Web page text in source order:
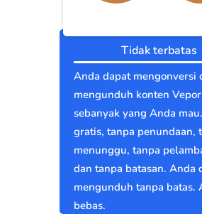
Tidak terbatas
Anda dapat mengonversi
mengunduh konten
sebanyak yang Anda
gratis, tanpa penundaan,
menunggu, tanpa
dan tanpa batasan. Anda
mengunduh tanpa batas.
bebas.